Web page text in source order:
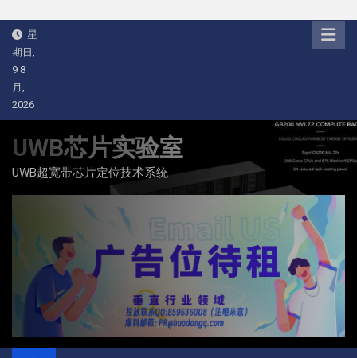
Skip
content
星
期日,
9 8
月,
2026
UWB芯片实验室
UWB超宽带芯片定位技术系统